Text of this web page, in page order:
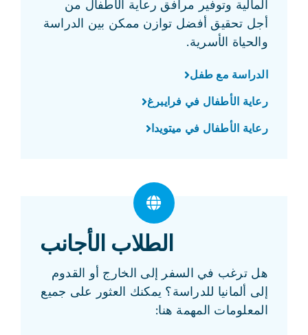
المالية وتوفير مرافق رعاية الأطفال من
أجل تحقيق أفضل توازن ممكن بين الدراسة
والحياة الأسرية.
الدراسة مع طفل
رعاية الأطفال في فرايبرغ
رعاية الأطفال في ميتويدا
الطلاب الأجانب
هل ترغب في السفر إلى الخارج أو القدوم
إلى ألمانيا للدراسة؟ يمكنك العثور على جميع
المعلومات المهمة هنا: